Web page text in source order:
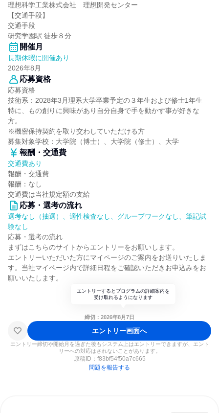
理想科学工業株式会社 理想開発センター
【交通手段】
交通手段
研究学園駅 徒歩８分
開催月
長期休暇に開催あり
2026年8月
応募資格
応募資格
技術系：2028年3月理系大学卒業予定の３年生および修士1年生
特に、もの創りに興味があり自分自身で手を動かす事が好きな
方。
※機密保持契約を取り交わしていただける方
募集対象学校：大学院（博士）、大学院（修士）、大学
報酬・交通費
交通費あり
報酬・交通費
報酬：なし
交通費は当社規定額の支給
応募・選考の流れ
選考なし（抽選）、適性検査なし、グループワークなし、筆記試
験なし
応募・選考の流れ
まずはこちらのサイトからエントリーをお願いします。
エントリーいただいた方にマイページのご案内をお送りいたしま
す。当社マイページ内で詳細日程をご確認いただきお申込みをお
願いいたします。
エントリーするとプログラムの詳細案内を
受け取れるようになります
締切：2026年8月7日
エントリー画面へ
エントリー締切や開始月を過ぎた後もシステム上はエントリーできますが、エント
リーへの対応はされないことがあります。
原稿ID： f83bf54f50a7c665
問題を報告する